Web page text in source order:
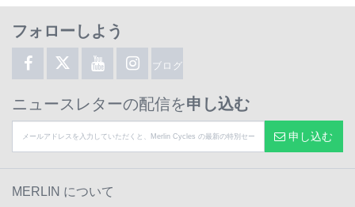
フォローしよう
ブログ
ニュースレターの配信を申し込む
申し込む
MERLIN について